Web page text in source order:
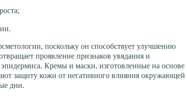
поскольку он способствует улучшению
проявление признаков увядания и
эпидермиса. Кремы и маски, изготовленные на основе
защиту кожи от негативного влияния окружающей
дни.